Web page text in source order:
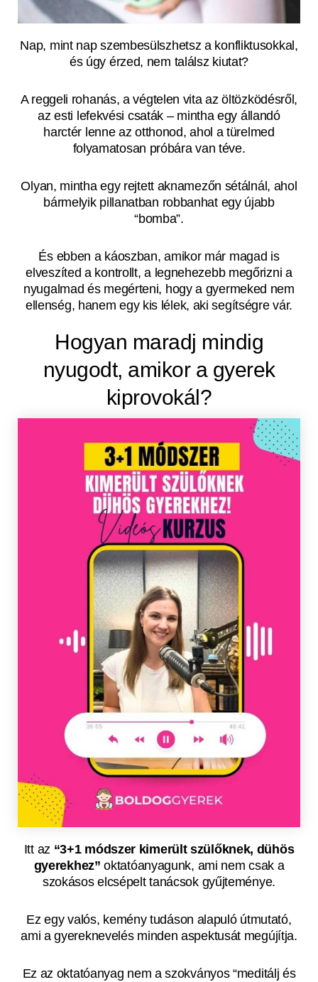
Nap, mint nap szembesülszhetsz a konfliktusokkal,
és úgy érzed, nem találsz kiutat?
A reggeli rohanás, a végtelen vita az öltözködésről,
az esti lefekvési csaták – mintha egy állandó
harctér lenne az otthonod, ahol a türelmed
folyamatosan próbára van téve.
Olyan, mintha egy rejtett aknamezőn sétálnál, ahol
bármelyik pillanatban robbanhat egy újabb
“bomba”.
És ebben a káoszban, amikor már magad is
elveszíted a kontrollt, a legnehezebb megőrizni a
nyugalmad és megérteni, hogy a gyermeked nem
ellenség, hanem egy kis lélek, aki segítségre vár.
Hogyan maradj mindig
nyugodt, amikor a gyerek
kiprovokál?
Itt az “3+1 módszer kimerült szülőknek, dühös
gyerekhez” oktatóanyagunk, ami nem csak a
szokásos elcsépelt tanácsok gyűjteménye.
Ez egy valós, kemény tudáson alapuló útmutató,
ami a gyereknevelés minden aspektusát megújítja.
Ez az oktatóanyag nem a szokványos “meditálj és